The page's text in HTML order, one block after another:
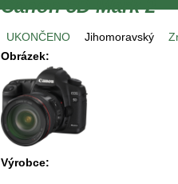
Canon 5D Mark 2
UKONČENO Jihomoravský
Obrázek:
Výrobce: